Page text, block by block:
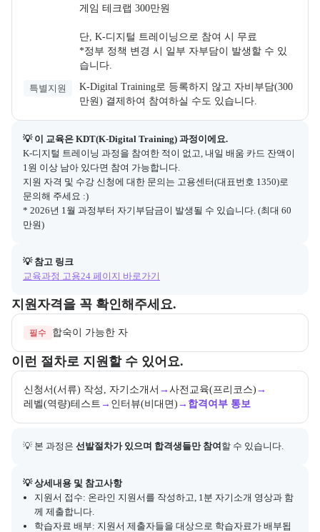
게임 테크랩 300만원
단, K-디지털 트레이닝으로 참여 시 무료
*정부 정책 변경 시 일부 자부담이 발생할 수 있
습니다.
특별지원
K-Digital Training로 등록하지 않고 자비부담(300
만원) 결제하여 참여하실 수도 있습니다.
💡 이 교육은 KDT(K-Digital Training) 과정이에요.
K-디지털 트레이닝 과정을 참여한 적이 없고, 내일 배움 카드 잔액이
1원 이상 남아 있다면 참여 가능합니다.
지원 자격 및 수강 신청에 대한 문의는 고용센터(대표번호 1350)로
문의해 주세요 :)
* 2026년 1월 과정부터 자기부담금이 발생될 수 있습니다. (최대 60
만원)
💡 참고 링크
교육과정 고용24 페이지 바로가기
지원자격을 꼭 확인해주세요.
교육과정 지원 자격과 우대 사항을 각각 묶어서 안내한다.
필수 합숙이 가능한 자
이런 절차로 지원할 수 있어요.
교육과정 지원 절차와 참여 조건, 상세 참고사항을 안내한다.
신청서(서류) 작성, 자기소개서 → 사전교육(프리코스) →
레벨(역량)테스트 → 인터뷰(비대면) → 합격여부 통보
💡 본 과정은 선발절차가 있으며 합격생들만 참여 할 수 있습니다.
💡 상세내용 및 참고사항
아래에는 지원 절차의 상세 설명 및 참고 링크가 포함된다.
지원서 접수: 온라인 지원서를 작성하고, 1분 자기소개 영상과 함
께 제출합니다.
학습자료 배부: 지원서 제출자들을 대상으로 학습자료가 배부됩